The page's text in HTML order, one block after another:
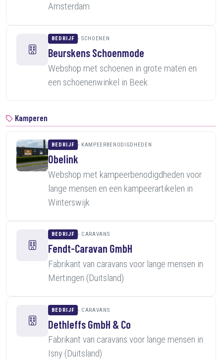
Amsterdam
BEDRIJF SCHOENEN
Beurskens Schoenmode
Webshop met schoenen in grote maten en
een schoenenwinkel in Beek
Kamperen
BEDRIJF KAMPEERBENODIGDHEDEN
Obelink
Webshop met kampeerbenodigdheden voor
lange mensen en een kampeerartikelen in
Winterswijk
BEDRIJF CARAVANS
Fendt-Caravan GmbH
Fabrikant van caravans voor lange mensen in
Mertingen (Duitsland)
BEDRIJF CARAVANS
Dethleffs GmbH & Co
Fabrikant van caravans voor lange mensen in
Isny (Duitsland)